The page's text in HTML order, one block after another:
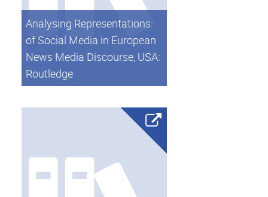
Analysing Representations
of Social Media in European
News Media Discourse, USA:
Routledge